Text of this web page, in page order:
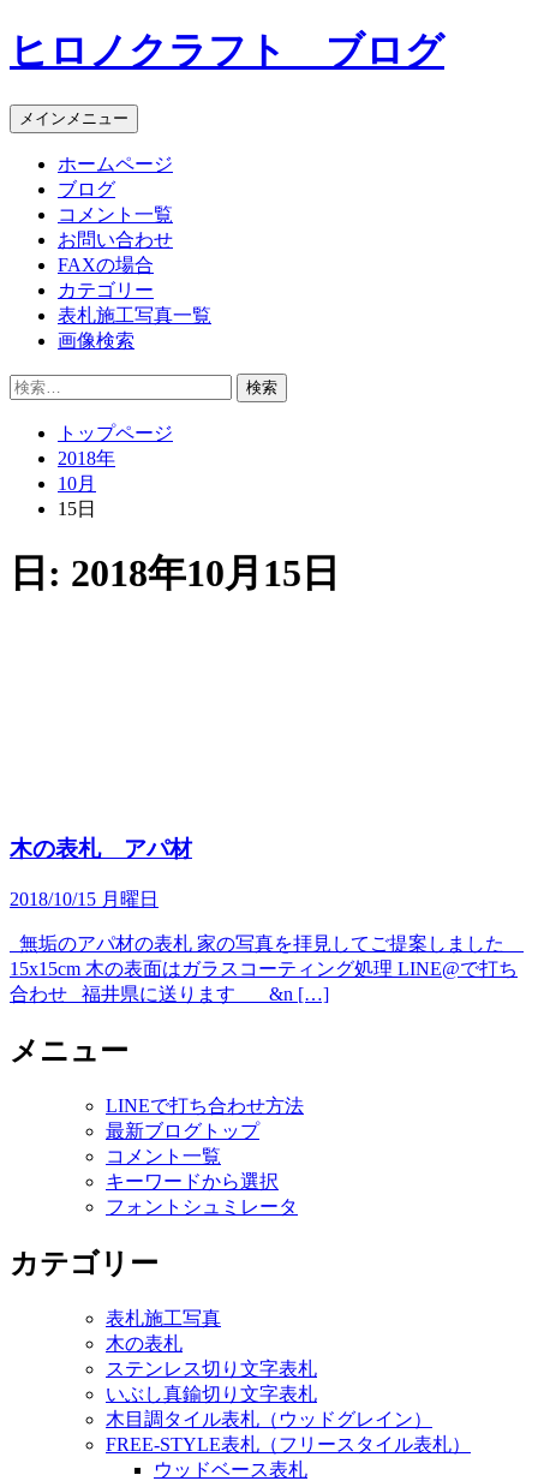
コ
ン
ン
ツ
ヒロノクラフト ブログ
メインメニュー
ホームページ
ブログ
コメント一覧
お問い合わせ
FAXの場合
カテゴリー
表札施工写真一覧
画像検索
検
トップページ
2018年
10月
15日
日: 2018年10月15日
木の表札 アパ材
2018/10/15 月曜日
無垢のアパ材の表札 家の写真を拝見してご提案しました
15x15cm 木の表面はガラスコーティング処理 LINE@で打ち
合わせ 福井県に送ります &n […]
メニュー
LINEで打ち合わせ方法
最新ブログトップ
コメント一覧
キーワードから選択
フォントシュミレータ
カテゴリー
表札施工写真
木の表札
ステンレス切り文字表札
いぶし真鍮切り文字表札
木目調タイル表札（ウッドグレイン）
FREE-STYLE表札（フリースタイル表札）
ウッドベース表札